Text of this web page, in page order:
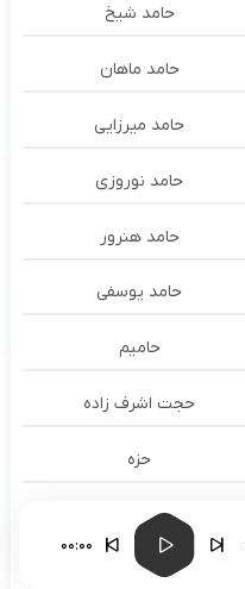
حامد شیخ
حامد ماهان
حامد میرزایی
حامد نوروزی
حامد هنرور
حامد یوسفی
حامیم
حجت اشرف زاده
حزه
حسام الدین سراج
حسام حیدری
00:00